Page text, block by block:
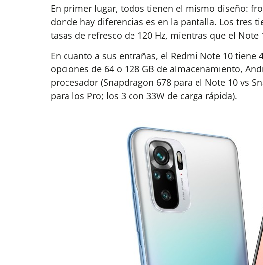
En primer lugar, todos tienen el mismo diseño:
donde hay diferencias es en la pantalla. Los tres
tasas de refresco de 120 Hz, mientras que el
En cuanto a sus entrañas, el Redmi Note 10 tiene
opciones de 64 o 128 GB de almacenamiento,
procesador (Snapdragon 678 para el Note 10 vs
para los Pro; los 3 con 33W de carga rápida).